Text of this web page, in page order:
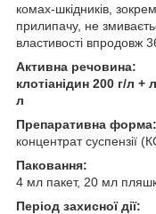
комах-шкідників,
прилипачу, не
властивості впродовж
Активна речовина:
клотіанідин 200 г/л
л
Препаративна форма:
концентрат суспензії
Паковання:
4 мл пакет, 20 мл
Період захисної дії: